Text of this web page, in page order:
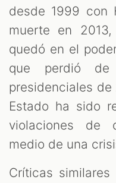
desde 1999 con
muerte en
quedó en el
que perdió de
presidenciales
Estado ha sido
violaciones de
medio de una
Críticas similares